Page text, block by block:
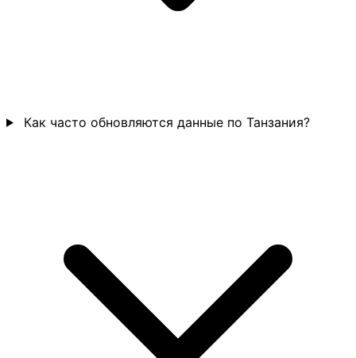
Как часто обновляются данные по Танзания?